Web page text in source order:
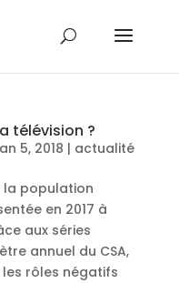
télévision ?
5, 2018 | actualité
la population
en 2017 à
aux séries
annuel du CSA,
rôles négatifs